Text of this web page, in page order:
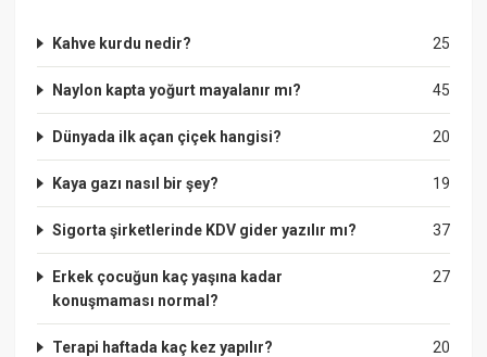
25
Kahve kurdu nedir?
45
Naylon kapta yoğurt mayalanır mı?
20
Dünyada ilk açan çiçek hangisi?
19
Kaya gazı nasıl bir şey?
37
Sigorta şirketlerinde KDV gider yazılır mı?
27
Erkek çocuğun kaç yaşına kadar
konuşmaması normal?
20
Terapi haftada kaç kez yapılır?